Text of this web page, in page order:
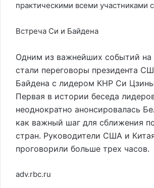
практическими всеми участниками
Встреча Си и Байдена
Одним из важнейших событий на
стали переговоры президента
Байдена с лидером КНР Си
Первая в истории беседа
неоднократно анонсировалась
как важный шаг для сближения
стран. Руководители США и
проговорили больше трех часов.
adv.rbc.ru